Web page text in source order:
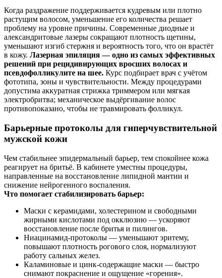
Когда раздражение поддерживается кудревым или плотно
растущим волосом, уменьшение его количества решает
проблему на уровне причины. Современные диодные и
александритовые лазеры сокращают плотность щетины,
уменьшают изгиб стержня и вероятность того, что он врастёт
в кожу. Лазерная эпиляция — одно из самых эффективных
решений при рецидивирующих вросших волосах и
псевдофолликулите на шее. Курс подбирает врач с учётом
фототипа, зоны и чувствительности. Между процедурами
допустима аккуратная стрижка триммером или мягкая
электробритва; механическое выдёргивание волос
противопоказано, чтобы не травмировать фолликул.
Барьерные протоколы для гиперчувствительной
мужской кожи
Чем стабильнее эпидермальный барьер, тем спокойнее кожа
реагирует на бритьё. В кабинете уместны процедуры,
направленные на восстановление липидной мантии и
снижение нейрогенного воспаления.
Что помогает стабилизировать барьер:
Маски с керамидами, холестерином и свободными
жирными кислотами под окклюзию — ускоряют
восстановление после бритья и пилингов.
Ниацинамид‑протоколы — уменьшают эритему,
повышают плотность рогового слоя, нормализуют
работу сальных желез.
Каламиновые и цинк‑содержащие маски — быстро
снимают покраснение и ощущение «горения».